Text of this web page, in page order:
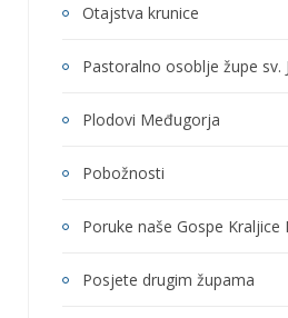
Otajstva krunice
Pastoralno osoblje župe sv.
Plodovi Međugorja
Pobožnosti
Poruke naše Gospe Kraljice
Posjete drugim župama